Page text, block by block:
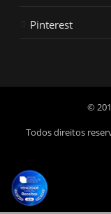
Pinterest
©
Todos direitos